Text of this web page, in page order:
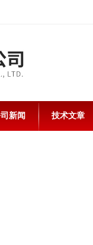
新闻 技术文章